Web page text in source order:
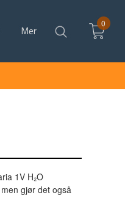
Mer
0
1V H₂O
gjør det også